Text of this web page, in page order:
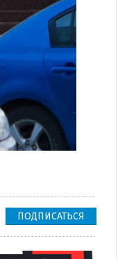
ПОДПИСАТЬСЯ